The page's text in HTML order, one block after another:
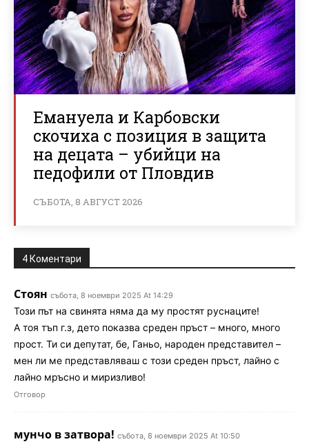
Емануела и Карбовски
скочиха с позиция в защита
на децата – убийци на
педофили от Пловдив
СЪБОТА, 8 АВГУСТ 2026
4 Коментари
Стоян събота, 8 ноември 2025 At 14:29
Този път на свинята няма да му простят руснаците!
А тоя тъп г.з, дето показва среден пръст – много, много
прост. Ти си депутат, бе, Ганьо, народен представител –
мен ли ме представляваш с този среден пръст, лайно с
лайно мръсно и миризливо!
Отговор
мунчо в затвора! събота, 8 ноември 2025 At 10:50